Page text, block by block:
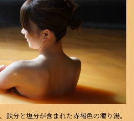
鉄分と塩分が含まれた赤褐色の濁り湯。